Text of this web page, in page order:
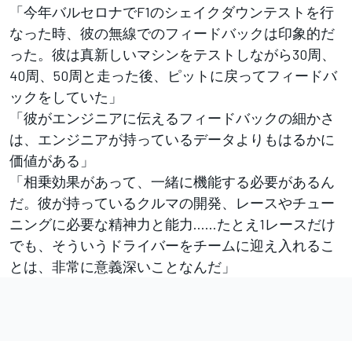
「今年バルセロナでF1のシェイクダウンテストを行
なった時、彼の無線でのフィードバックは印象的だ
った。彼は真新しいマシンをテストしながら30周、
40周、50周と走った後、ピットに戻ってフィードバ
ックをしていた」
「彼がエンジニアに伝えるフィードバックの細かさ
は、エンジニアが持っているデータよりもはるかに
価値がある」
「相乗効果があって、一緒に機能する必要があるん
だ。彼が持っているクルマの開発、レースやチュー
ニングに必要な精神力と能力……たとえ1レースだけ
でも、そういうドライバーをチームに迎え入れるこ
とは、非常に意義深いことなんだ」